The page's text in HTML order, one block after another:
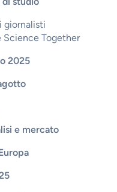
giornalisti
Science Together
2025
e mercato